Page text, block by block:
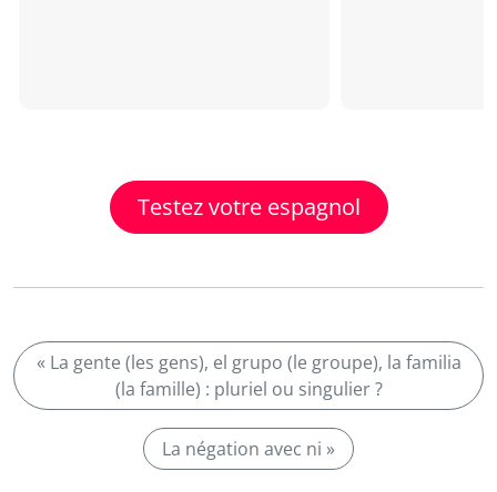
Testez votre espagnol
« La gente (les gens), el grupo (le groupe), la familia
(la famille) : pluriel ou singulier ?
La négation avec ni »